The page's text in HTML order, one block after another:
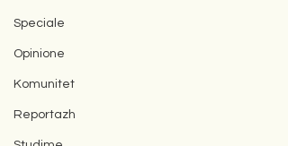
Speciale
Opinione
Komunitet
Reportazh